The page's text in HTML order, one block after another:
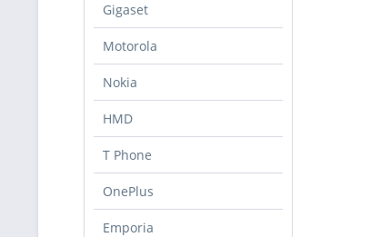
Gigaset
Motorola
Nokia
HMD
T Phone
OnePlus
Emporia